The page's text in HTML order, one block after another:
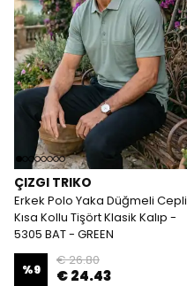
ÇIZGI TRIKO
Erkek Polo Yaka Düğmeli Cepli
Kısa Kollu Tişört Klasik Kalıp -
5305 BAT - GREEN
%9
€ 26.80
€ 24.43